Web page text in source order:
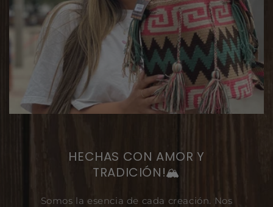
HECHAS CON AMOR Y
TRADICIÓN!🏔️
Somos la esencia de cada creación. Nos